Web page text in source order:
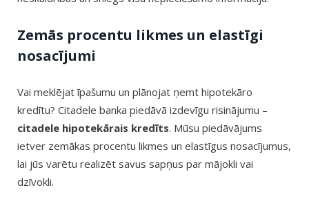
Zemās procentu likmes un elastīgi
nosacījumi
Vai meklējat īpašumu un plānojat ņemt hipotekāro
kredītu? Citadele banka piedāvā izdevīgu risinājumu –
citadele hipotekārais kredīts. Mūsu piedāvājums
ietver zemākas procentu likmes un elastīgus nosacījumus,
lai jūs varētu realizēt savus sapņus par mājokli vai
dzīvokli.